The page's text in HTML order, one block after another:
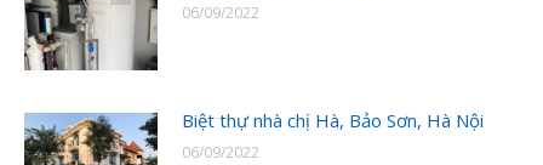
06/09/2022
Biệt thự nhà chị Hà, Bảo Sơn, Hà Nội
06/09/2022